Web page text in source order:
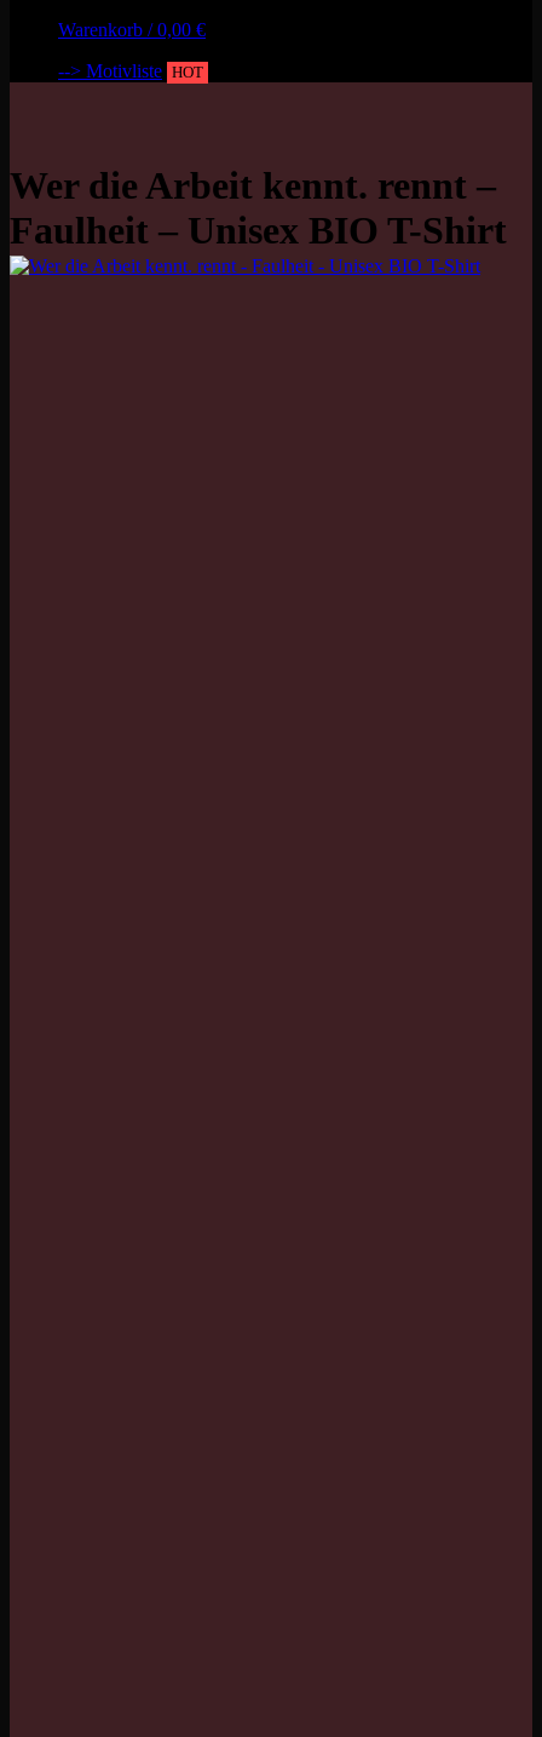
Warenkorb /0,00 €
--> Motivliste HOT
Wer die Arbeit kennt. rennt –
Faulheit – Unisex BIO T-Shirt